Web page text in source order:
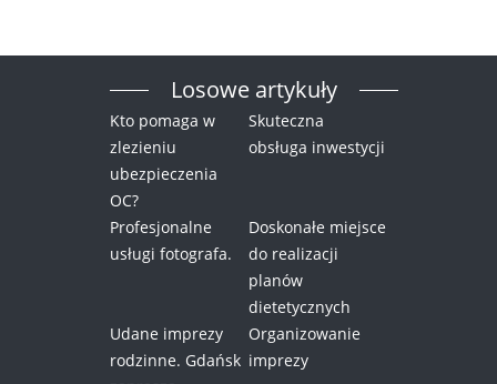
Losowe artykuły
Kto pomaga w
zlezieniu
ubezpieczenia
OC?
Skuteczna
obsługa inwestycji
Profesjonalne
usługi fotografa.
Doskonałe miejsce
do realizacji
planów
dietetycznych
Udane imprezy
rodzinne. Gdańsk
Organizowanie
imprezy